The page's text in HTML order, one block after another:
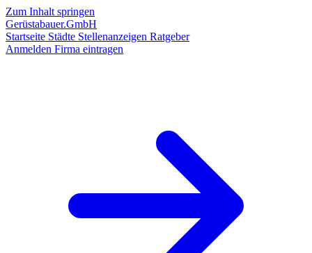
Zum Inhalt springen
Gerüstabauer.GmbH
Startseite Städte Stellenanzeigen Ratgeber
Anmelden Firma eintragen